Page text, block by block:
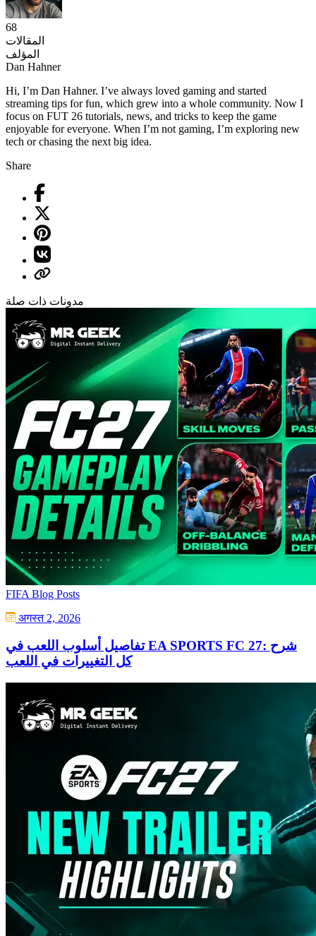
68
المقالات
المؤلف
Dan Hahner
Hi, I’m Dan Hahner. I’ve always loved gaming and started
streaming tips for fun, which grew into a whole community. Now I
focus on FUT 26 tutorials, news, and tricks to keep the game
enjoyable for everyone. When I’m not gaming, I’m exploring new
tech or chasing the next big idea.
Share
مدونات ذات صلة
FIFA Blog Posts
अगस्त 2, 2026
تفاصيل أسلوب اللعب في EA SPORTS FC 27: شرح
كل التغييرات في اللعب